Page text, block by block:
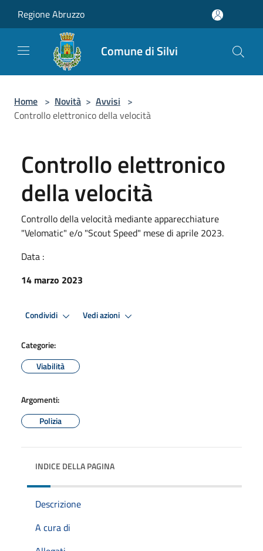
Regione Abruzzo
Comune di Silvi
Home > Novità > Avvisi >
Controllo elettronico della velocità
Controllo elettronico
della velocità
Controllo della velocità mediante apparecchiature
"Velomatic" e/o "Scout Speed" mese di aprile 2023.
Data :
14 marzo 2023
Condividi Vedi azioni
Categorie:
Viabilità
Argomenti:
Polizia
INDICE DELLA PAGINA
Descrizione
A cura di